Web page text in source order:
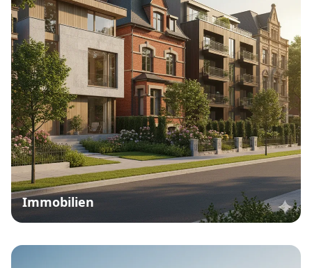
Immobilien